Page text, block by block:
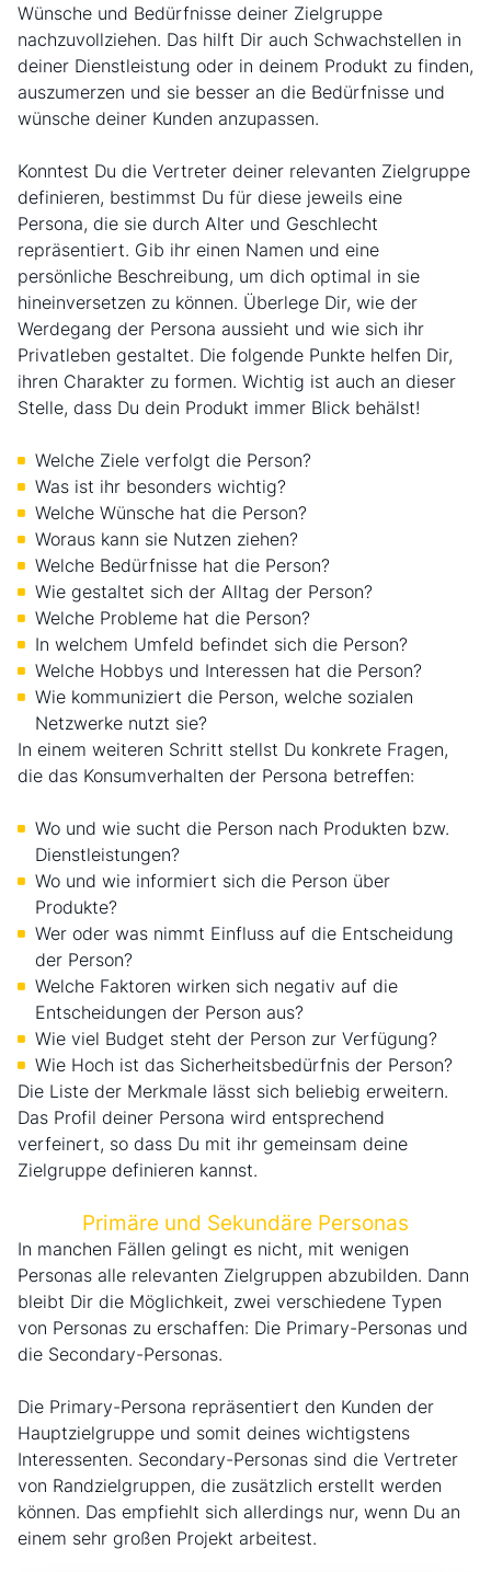
Wünsche und Bedürfnisse deiner Zielgruppe
nachzuvollziehen. Das hilft Dir auch Schwachstellen in
deiner Dienstleistung oder in deinem Produkt zu finden,
auszumerzen und sie besser an die Bedürfnisse und
wünsche deiner Kunden anzupassen.
Konntest Du die Vertreter deiner relevanten Zielgruppe
definieren, bestimmst Du für diese jeweils eine
Persona, die sie durch Alter und Geschlecht
repräsentiert. Gib ihr einen Namen und eine
persönliche Beschreibung, um dich optimal in sie
hineinversetzen zu können. Überlege Dir, wie der
Werdegang der Persona aussieht und wie sich ihr
Privatleben gestaltet. Die folgende Punkte helfen Dir,
ihren Charakter zu formen. Wichtig ist auch an dieser
Stelle, dass Du dein Produkt immer Blick behälst!
Welche Ziele verfolgt die Person?
Was ist ihr besonders wichtig?
Welche Wünsche hat die Person?
Woraus kann sie Nutzen ziehen?
Welche Bedürfnisse hat die Person?
Wie gestaltet sich der Alltag der Person?
Welche Probleme hat die Person?
In welchem Umfeld befindet sich die Person?
Welche Hobbys und Interessen hat die Person?
Wie kommuniziert die Person, welche sozialen
Netzwerke nutzt sie?
In einem weiteren Schritt stellst Du konkrete Fragen,
die das Konsumverhalten der Persona betreffen:
Wo und wie sucht die Person nach Produkten bzw.
Dienstleistungen?
Wo und wie informiert sich die Person über
Produkte?
Wer oder was nimmt Einfluss auf die Entscheidung
der Person?
Welche Faktoren wirken sich negativ auf die
Entscheidungen der Person aus?
Wie viel Budget steht der Person zur Verfügung?
Wie Hoch ist das Sicherheitsbedürfnis der Person?
Die Liste der Merkmale lässt sich beliebig erweitern.
Das Profil deiner Persona wird entsprechend
verfeinert, so dass Du mit ihr gemeinsam deine
Zielgruppe definieren kannst.
Primäre und Sekundäre Personas
In manchen Fällen gelingt es nicht, mit wenigen
Personas alle relevanten Zielgruppen abzubilden. Dann
bleibt Dir die Möglichkeit, zwei verschiedene Typen
von Personas zu erschaffen: Die Primary-Personas und
die Secondary-Personas.
Die Primary-Persona repräsentiert den Kunden der
Hauptzielgruppe und somit deines wichtigstens
Interessenten. Secondary-Personas sind die Vertreter
von Randzielgruppen, die zusätzlich erstellt werden
können. Das empfiehlt sich allerdings nur, wenn Du an
einem sehr großen Projekt arbeitest.